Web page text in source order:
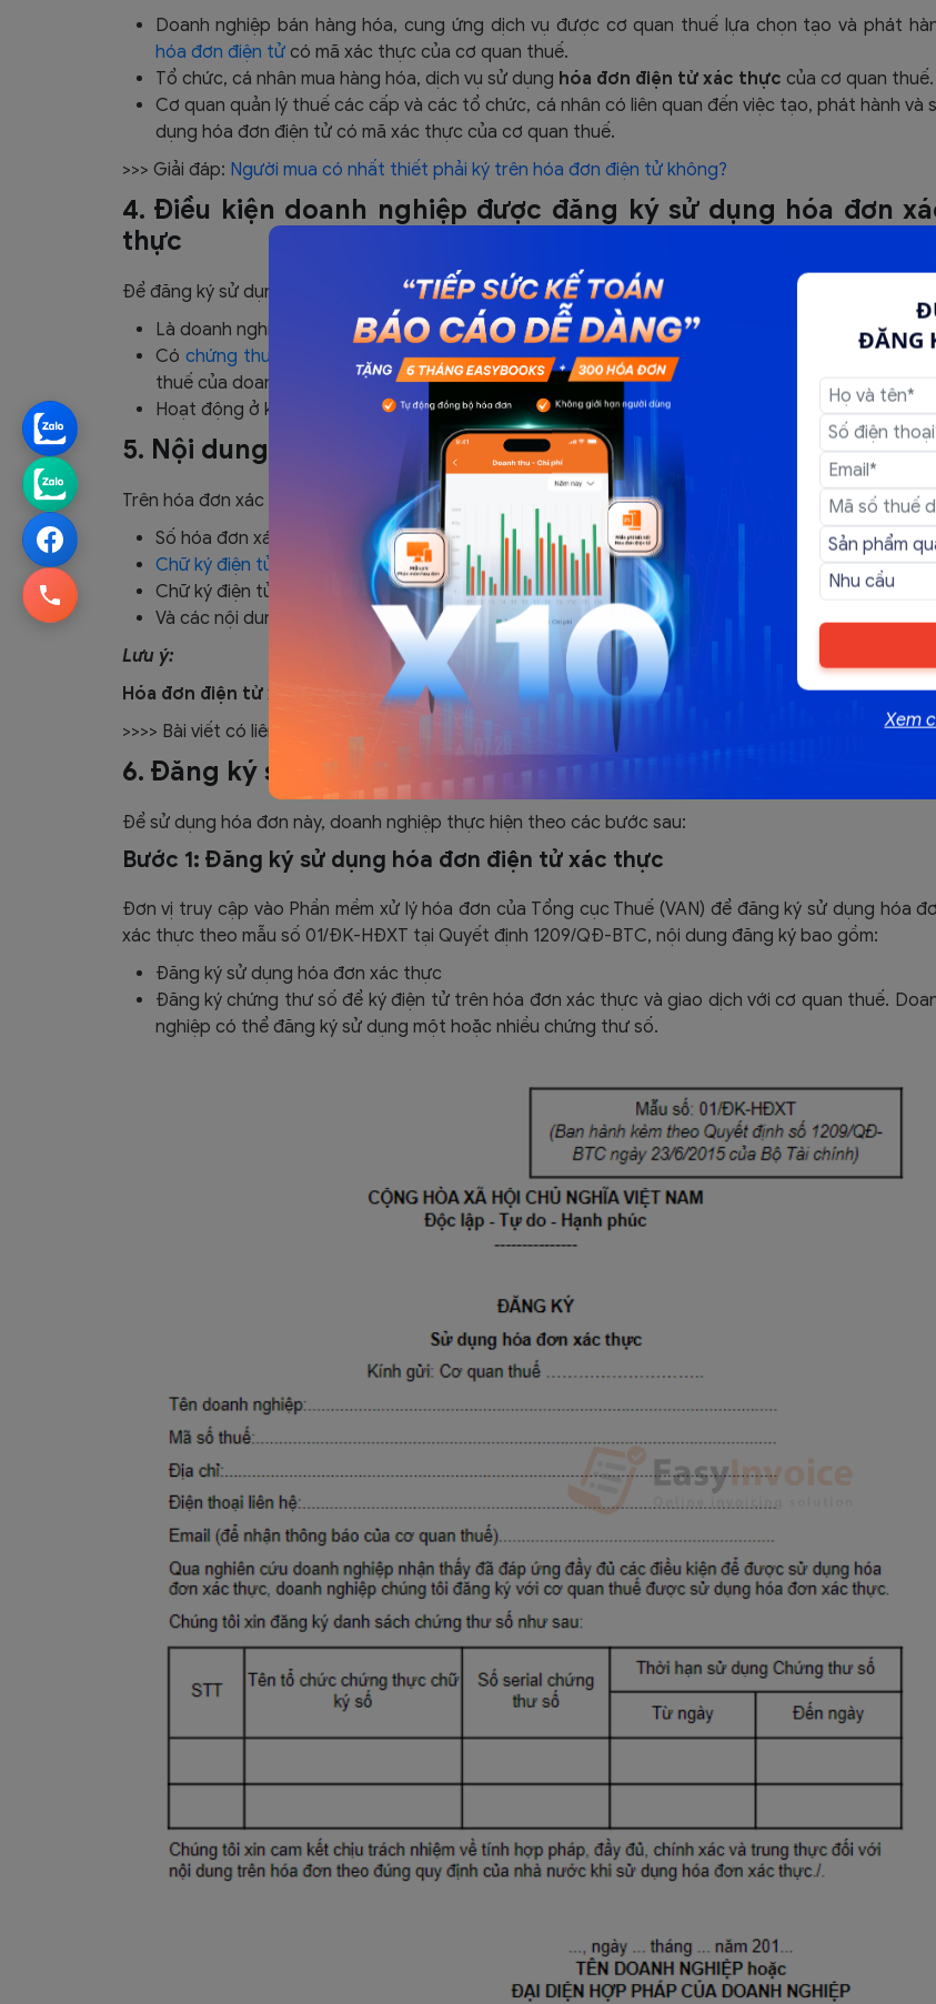
ĐĂNG
Xem
Doanh nghiệp bán hàng hóa, cung ứng dịch vụ được cơ quan thuế lựa chọn tạo và phát
hóa đơn điện tửcó mã xác thực của cơ quan thuế.
Tổ chức, cá nhân mua hàng hóa, dịch vụ sử dụng hóa đơn điện tử xác thực của cơ quan thuế.
Cơ quan quản lý thuế các cấp và các tổ chức, cá nhân có liên quan đến việc tạo, phát hành và
dụng hóa đơn điện tử có mã xác thực của cơ quan thuế.
>>> Giải đáp: Người mua có nhất thiết phải ký trên hóa đơn điện tử không?
4. Điều kiện doanh nghiệp được đăng ký sử dụng hóa đơn
thực
Để đăng ký sử dụng hóa đơn điện tử xác thực, doanh nghiệp phải đáp ứng những điều kiện sau:
Là doanh nghiệp đã được cấp mã số thuế và đang hoạt động
Có chứng thư số
theo quy định của pháp luật. Trong đó, chứng thư số phải có thông tin mã
thuế của doanh nghiệp và đang còn hiệu lực.
Hoạt động ở khu vực có đường truyền mạng ổn định.
5. Nội dung trên hóa đơn điện tử xác thực
Trên hóa đơn xác thực cần thể hiện được những nội dung sau:
Số hóa đơn xác thực, mã xác thực, mã vạch hai chiều.
Chữ ký điện tử
của người bán (ký trước khi được cung cấp mã xác thực và số hóa đơn xác
Chữ ký điện tử của người mua (nếu có) (ký sau khi hóa đơn điện tử đã được xác thực).
Và các nội dung khác tương tự như hóa đơn điện tử thông thường.
Lưu ý:
Hóa đơn điện tử xác thực
không phải có tên liên hóa đơn.
>>>> Bài viết có liên quan:
Nội dung bắt buộc trên hóa đơn điện tử
6. Đăng ký sử dụng hóa đơn điện tử xác thực
Để sử dụng hóa đơn này, doanh nghiệp thực hiện theo các bước sau:
Bước 1: Đăng ký sử dụng hóa đơn điện tử xác thực
Đơn vị truy cập vào Phần mềm xử lý hóa đơn của Tổng cục Thuế (VAN) để đăng ký sử dụng hóa
xác thực theo mẫu số 01/ĐK-HĐXT tại Quyết định 1209/QĐ-BTC, nội dung đăng ký bao gồm:
Đăng ký sử dụng hóa đơn xác thực
Đăng ký chứng thư số để ký điện tử trên hóa đơn xác thực và giao dịch với cơ quan thuế.
nghiệp có thể đăng ký sử dụng một hoặc nhiều chứng thư số.